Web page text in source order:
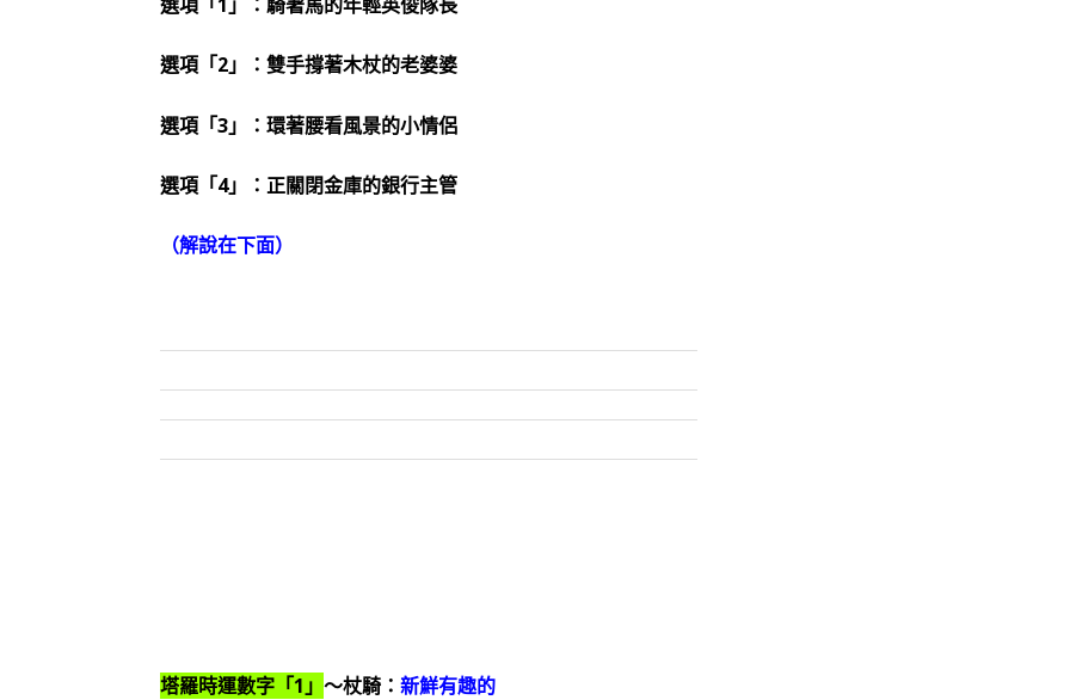
選項「2」：雙手撐著木杖的老婆婆
選項「3」：環著腰看風景的小情侶
選項「4」：正關閉金庫的銀行主管
（解說在下面）
塔羅時運數字「1」～杖騎：新鮮有趣的